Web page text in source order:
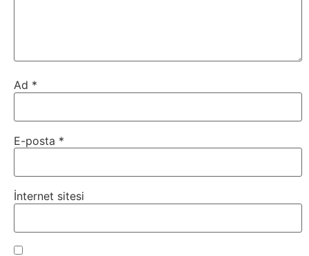
Siteleri
Webmaster
WordPress
Yapay
Zeka
Ad *
E-posta *
İnternet sitesi